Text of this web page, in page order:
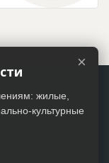
×
жилые,
культурные